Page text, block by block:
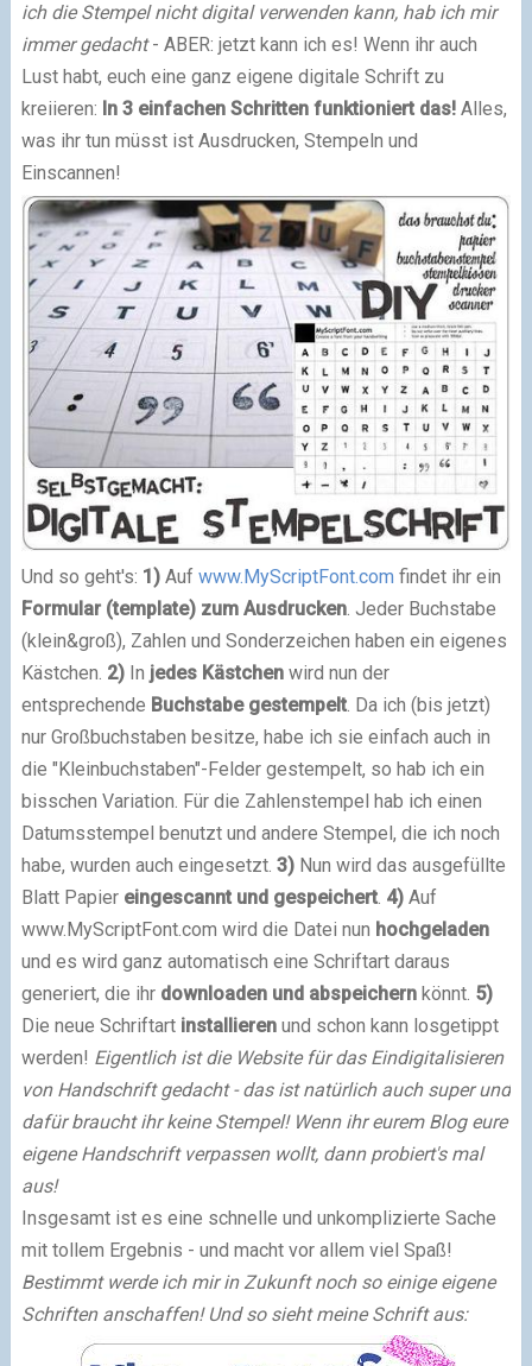
ich die Stempel nicht digital verwenden kann, hab ich mir
immer gedacht- ABER: jetzt kann ich es! Wenn ihr auch
Lust habt, euch eine ganz eigene digitale Schrift zu
kreiieren: In 3 einfachen Schritten funktioniert das!Alles,
was ihr tun müsst ist Ausdrucken, Stempeln und
Einscannen!
Und so geht's: 1)Auf www.MyScriptFont.com findet ihr ein
Formular (template) zum Ausdrucken. Jeder Buchstabe
(klein&groß), Zahlen und Sonderzeichen haben ein eigenes
Kästchen. 2) In jedes Kästchenwird nun der
entsprechende Buchstabe gestempelt. Da ich (bis jetzt)
nur Großbuchstaben besitze, habe ich sie einfach auch in
die "Kleinbuchstaben"-Felder gestempelt, so hab ich ein
bisschen Variation. Für die Zahlenstempel hab ich einen
Datumsstempel benutzt und andere Stempel, die ich noch
habe, wurden auch eingesetzt. 3)Nun wird das ausgefüllte
Blatt Papier eingescannt und gespeichert. 4)Auf
www.MyScriptFont.com wird die Datei nun hochgeladen
und es wird ganz automatisch eine Schriftart daraus
generiert, die ihr downloaden und abspeichernkönnt. 5)
Die neue Schriftart installieren und schon kann losgetippt
werden! Eigentlich ist die Website für das Eindigitalisieren
von Handschrift gedacht - das ist natürlich auch super und
dafür braucht ihr keine Stempel! Wenn ihr eurem Blog eure
eigene Handschrift verpassen wollt, dann probiert's mal
aus!
Insgesamt ist es eine schnelle und unkomplizierte Sache
mit tollem Ergebnis - und macht vor allem viel Spaß!
Bestimmt werde ich mir in Zukunft noch so einige eigene
Schriften anschaffen! Und so sieht meine Schrift aus: